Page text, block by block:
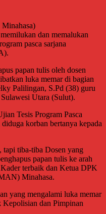
dan memalukan
pasca sarjana
papan tulis oleh dosen
luka memar di bagian
Palilingan, S.Pd (38) guru
Utara (Sulut).
Tesis Program Pasca
korban bertanya kepada
tapi tiba-tiba Dosen yang
papan tulis ke arah
terbaik dan Ketua DPK
Minahasa.
yang mengalami luka memar
Kepolisian dan Pimpinan